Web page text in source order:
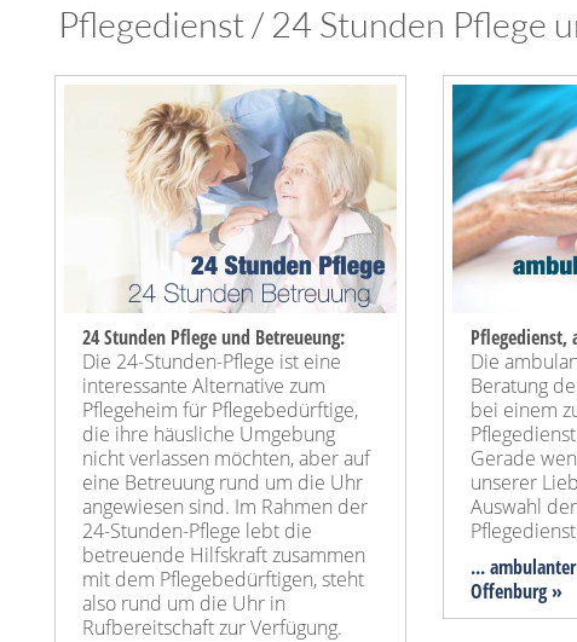
Pflegedienst / 24 Stunden Pflege
24 Stunden Pflege und Betreueung:
Die 24-Stunden-Pflege ist eine
interessante Alternative zum
Pflegeheim für Pflegebedürftige,
die ihre häusliche Umgebung
nicht verlassen möchten, aber auf
eine Betreuung rund um die Uhr
angewiesen sind. Im Rahmen der
24-Stunden-Pflege lebt die
betreuende Hilfskraft zusammen
mit dem Pflegebedürftigen, steht
also rund um die Uhr in
Rufbereitschaft zur Verfügung.
Pflegedienst,
Die
Beratung
bei einem
Gerade
unserer
Auswahl
...
Offenburg »